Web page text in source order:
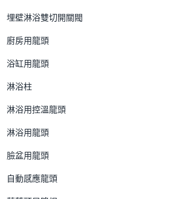
埋壁淋浴雙切開關閥
廚房用龍頭
浴缸用龍頭
淋浴柱
淋浴用控溫龍頭
淋浴用龍頭
臉盆用龍頭
自動感應龍頭